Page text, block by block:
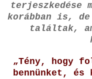
terjeszkedése
korábban is,
találtak,
„Tény, hogy
bennünket, és